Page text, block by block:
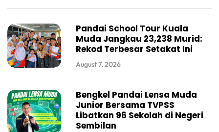
Pandai School Tour Kuala
Muda Jangkau 23,238 Murid:
Rekod Terbesar Setakat Ini
August 7, 2026
Bengkel Pandai Lensa Muda
Junior Bersama TVPSS
Libatkan 96 Sekolah di Negeri
Sembilan